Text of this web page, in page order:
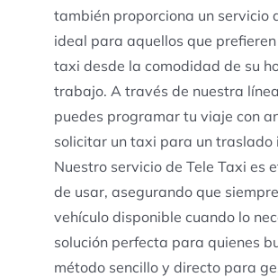
también proporciona un servicio
ideal para aquellos que
taxi desde la comodidad de su
trabajo. A través de nuestra
puedes programar tu viaje con
solicitar un taxi para un traslado
Nuestro servicio de Tele Taxi es
de usar, asegurando que
vehículo disponible cuando lo
solución perfecta para quienes
método sencillo y directo para